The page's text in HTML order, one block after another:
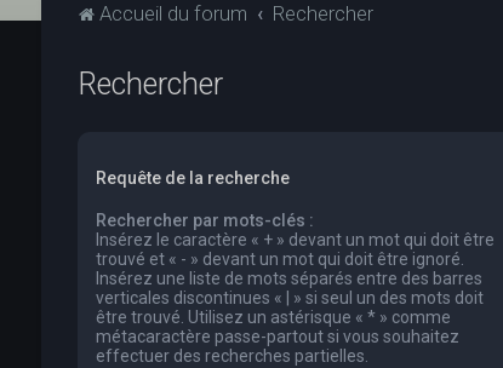
Accueil du forum Rechercher
Rechercher
Requête de la recherche
Rechercher par mots-clés :
Insérez le caractère « + » devant un mot qui doit être
trouvé et « - » devant un mot qui doit être ignoré.
Insérez une liste de mots séparés entre des barres
verticales discontinues « | » si seul un des mots doit
être trouvé. Utilisez un astérisque « * » comme
métacaractère passe-partout si vous souhaitez
effectuer des recherches partielles.